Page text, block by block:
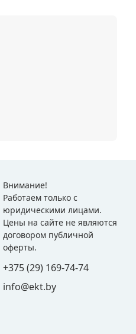
Внимание!
Работаем только с
юридическими лицами.
Цены на сайте не являются
договором публичной
оферты.
+375 (29) 169-74-74
info@ekt.by